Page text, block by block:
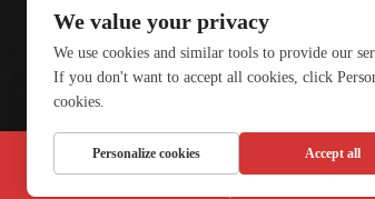
Drepturi de autor © 2026 Henan
We value your privacy
We use cookies and similar tools to provide our
If you don't want to accept all cookies, click
cookies.
Personalize cookies Accept all